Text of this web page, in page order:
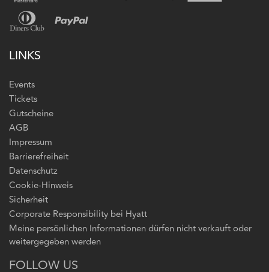
LINKS
Events
Tickets
Gutscheine
AGB
Impressum
Barrierefreiheit
Datenschutz
Cookie-Hinweis
Sicherheit
Corporate Responsibility bei Hyatt
Meine persönlichen Informationen dürfen nicht verkauft oder
weitergegeben werden
FOLLOW US